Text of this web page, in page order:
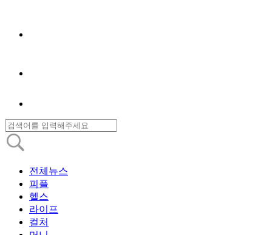
전체뉴스
피플
헬스
라이프
컬처